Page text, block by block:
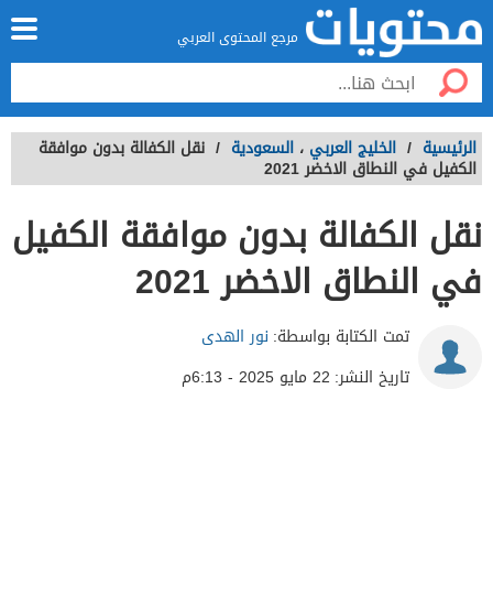
مرجع المحتوى العربي
الرئيسية / الخليج العربي ، السعودية / نقل الكفالة بدون موافقة
الكفيل في النطاق الاخضر 2021
نقل الكفالة بدون موافقة الكفيل
في النطاق الاخضر 2021
تمت الكتابة بواسطة: نور الهدى
تاريخ النشر: 22 مايو 2025 - 6:13م